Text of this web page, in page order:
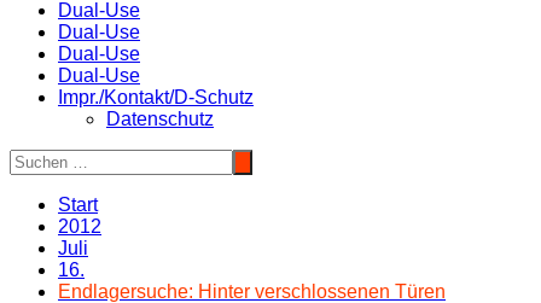
Dual-Use
Dual-Use
Dual-Use
Dual-Use
Impr./Kontakt/D-Schutz
Datenschutz
Start
2012
Juli
16.
Endlagersuche: Hinter verschlossenen Türen